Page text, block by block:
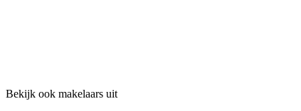
Bekijk ook makelaars uit